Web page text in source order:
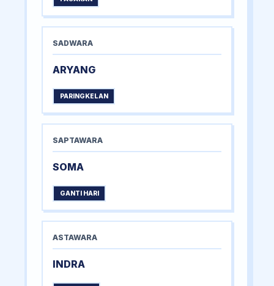
SADWARA
ARYANG
PARINGKELAN
SAPTAWARA
SOMA
GANTI HARI
ASTAWARA
INDRA